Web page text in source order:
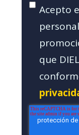
Acepto
que